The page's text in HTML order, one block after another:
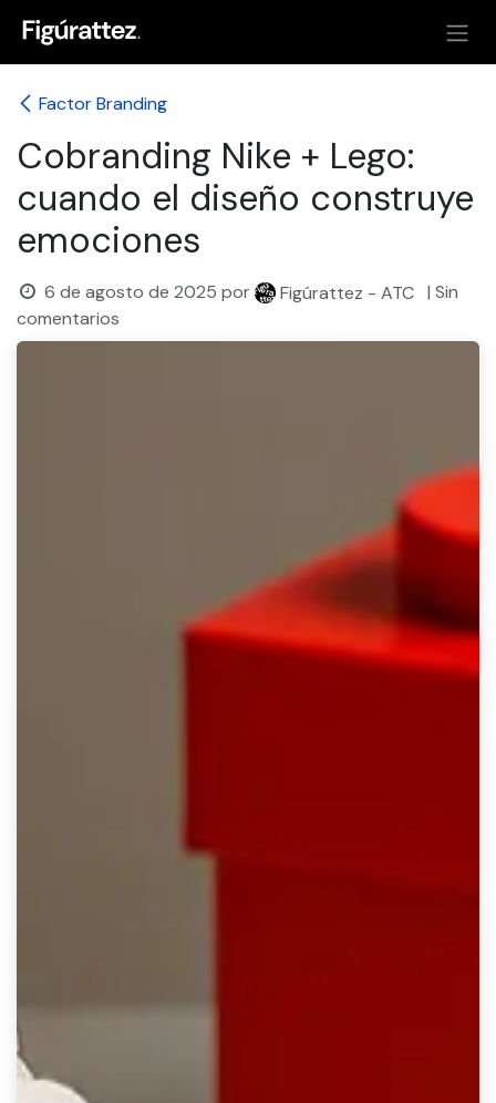
Factor Branding
Cobranding Nike + Lego:
cuando el diseño construye
emociones
6 de agosto de 2025 por Figúrattez - ATC | Sin
comentarios